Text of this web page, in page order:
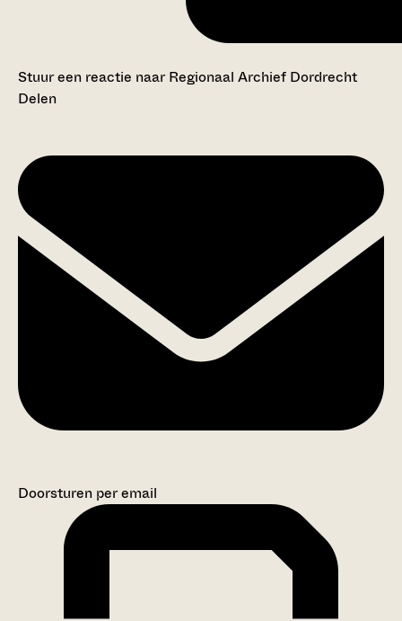
Stuur een reactie naar Regionaal Archief Dordrecht
Delen
Doorsturen per email